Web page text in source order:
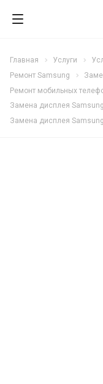
Главная Услуги
Ремонт Samsung
Ремонт мобильных
Замена дисплея Samsung
Замена дисплея